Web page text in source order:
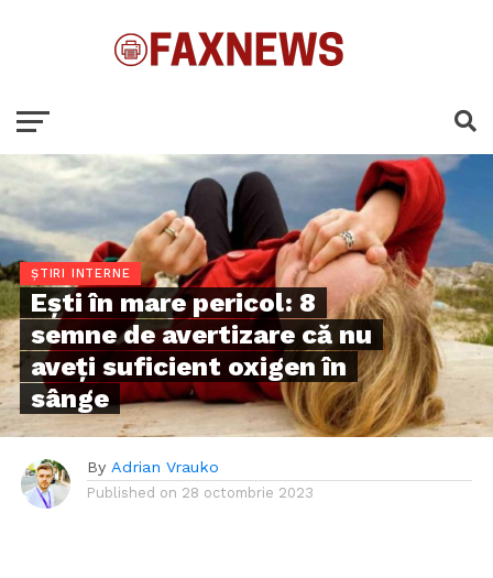
ȘTIRI INTERNE
Ești în mare pericol: 8
semne de avertizare că nu
aveți suficient oxigen în
sânge
By Adrian Vrauko
Published on 28 octombrie 2023